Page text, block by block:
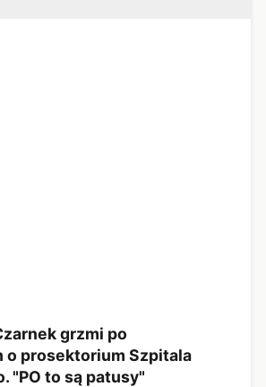
grzmi po
o prosektorium Szpitala
"PO to są patusy"